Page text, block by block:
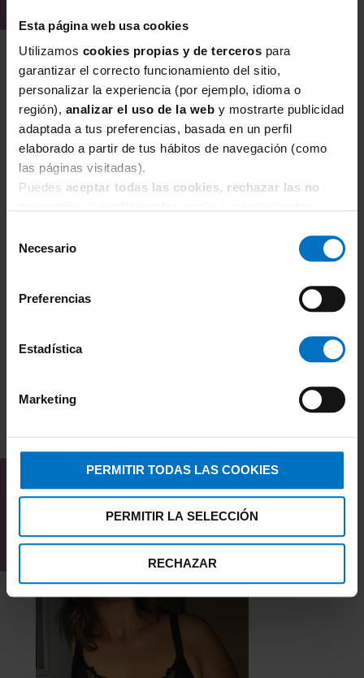
Esta página web usa cookies
Utilizamos cookies propias y de terceros para
garantizar el correcto funcionamiento del sitio,
personalizar la experiencia (por ejemplo, idioma o
región), analizar el uso de la web y mostrarte publicidad
adaptada a tus preferencias, basada en un perfil
elaborado a partir de tus hábitos de navegación (como
las páginas visitadas).
Puedes aceptar todas las cookies, rechazar las no
Necesario
Preferencias
Estadística
Marketing
PERMITIR TODAS LAS COOKIES
PERMITIR LA SELECCIÓN
RECHAZAR
Braga Janira Brislip Esencial 31184 (Pack 3x2)
TAMBIÉN TE PUEDE
INTERESAR